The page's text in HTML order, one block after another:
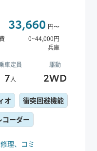
33,660 円〜
0~44,000円
兵庫
車定員 駆動
7人 2WD
理、 コミ
オ
衝突回避機能
コーダー